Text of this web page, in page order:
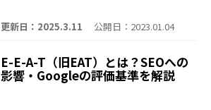
更新日：2025.3.11 公開日：2023.01.04
E-E-A-T（旧EAT）とは？SEOへの
影響・Googleの評価基準を解説